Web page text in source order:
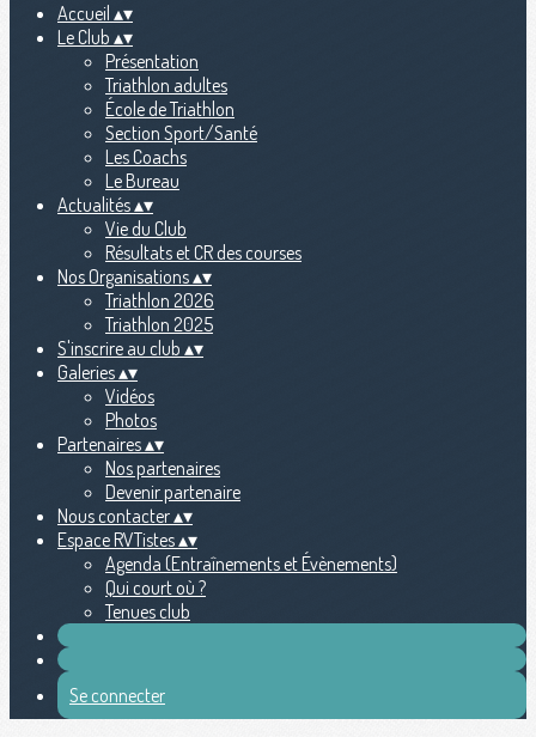
Accueil ▴▾
Le Club ▴▾
Présentation
Triathlon adultes
École de Triathlon
Section Sport/Santé
Les Coachs
Le Bureau
Actualités▴▾
Vie du Club
Résultats et CR des courses
Nos Organisations▴▾
Triathlon 2026
Triathlon 2025
S'inscrire au club ▴▾
Galeries▴▾
Vidéos
Photos
Partenaires▴▾
Nos partenaires
Devenir partenaire
Nous contacter▴▾
Espace RVTistes▴▾
Agenda (Entraînements et Évènements)
Qui court où ?
Tenues club
Se connecter